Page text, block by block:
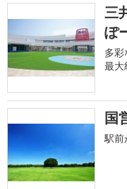
三
ぽ
多
最大
国
駅前